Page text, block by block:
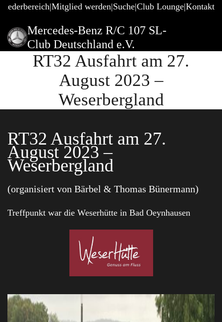
Mitglied werden Suche Club Lounge Kontakt
Mercedes-Benz R/C 107 SL-
Club Deutschland e.V.
RT32 Ausfahrt am 27.
August 2023 –
Weserbergland
RT32 Ausfahrt am 27.
August 2023 –
Weserbergland
(organisiert von Bärbel & Thomas Bünermann)
Treffpunkt war die Weserhütte in Bad Oeynhausen